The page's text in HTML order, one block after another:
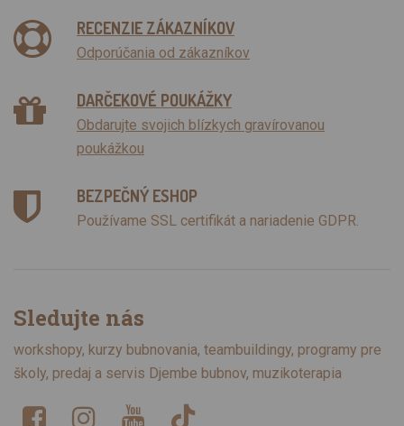
RECENZIE ZÁKAZNÍKOV
Odporúčania od zákazníkov
DARČEKOVÉ POUKÁŽKY
Obdarujte svojich blízkych gravírovanou
poukážkou
BEZPEČNÝ ESHOP
Používame SSL certifikát a nariadenie GDPR.
Sledujte nás
workshopy, kurzy bubnovania, teambuildingy, programy pre
školy, predaj a servis Djembe bubnov, muzikoterapia